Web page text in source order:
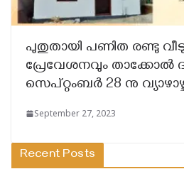
പുതുതായി പണിത രണ്ടു
പ്രേവേശനവും താക്കോൽ
സെപ്റ്റംബർ 28 നു
September 27, 2023
Recent Posts